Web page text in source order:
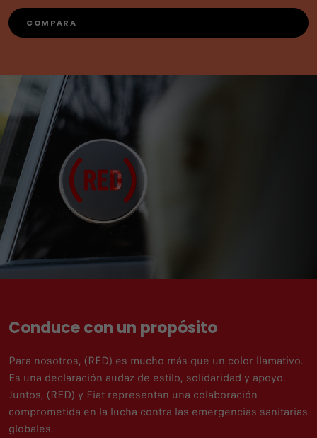
COMPARA
Conduce con un propósito
Para nosotros, (RED) es mucho más que un color llamativo.
Es una declaración audaz de estilo, solidaridad y apoyo.
Juntos, (RED) y Fiat representan una colaboración
comprometida en la lucha contra las emergencias sanitarias
globales.